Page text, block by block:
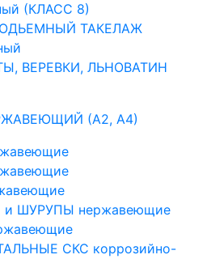
(КЛАСС 8)
ТАКЕЛАЖ
ВЕРЕВКИ, ЛЬНОВАТИН
(А2, А4)
ШУРУПЫ нержавеющие
СКС коррозийно-